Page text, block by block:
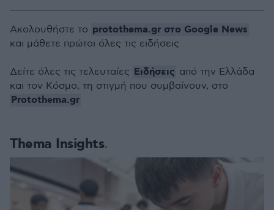
Thema Insights
Ακολουθήστε το protothema.gr στο Google News
και μάθετε πρώτοι όλες τις ειδήσεις
Δείτε όλες τις τελευταίες Ειδήσεις από την Ελλάδα
και τον Κόσμο, τη στιγμή που συμβαίνουν, στο
Protothema.gr